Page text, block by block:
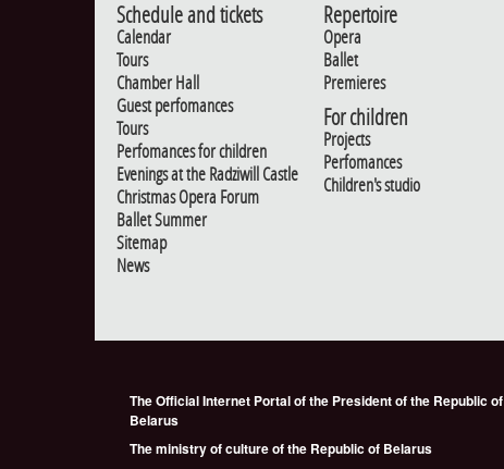
Schedule and tickets
Calendar
Tours
Chamber Hall
Guest perfomances
Tours
Perfomances for children
Evenings at the Radziwill Castle
Christmas Opera Forum
Ballet Summer
Sitemap
News
Repertoire
Opera
Ballet
Premieres
For children
Projects
Perfomances
Children's studio
The Official Internet Portal of the President of the Republic of
Belarus
The ministry of culture of the Republic of Belarus